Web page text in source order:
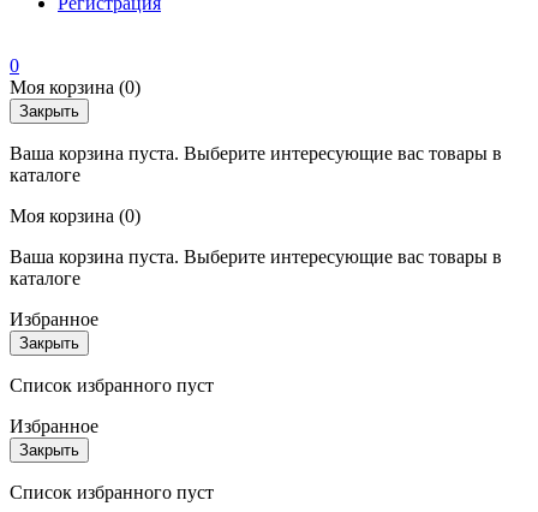
0
Моя корзина (0)
Закрыть
Ваша корзина пуста. Выберите интересующие вас товары в
каталоге
Моя корзина (0)
Ваша корзина пуста. Выберите интересующие вас товары в
каталоге
Избранное
Закрыть
Список избранного пуст
Избранное
Закрыть
Список избранного пуст